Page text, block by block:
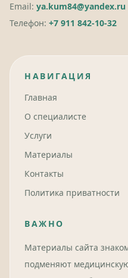
Email: ya.kum84@yandex.ru
Телефон: +7 911 842-10-32
НАВИГАЦИЯ
Главная
О специалисте
Услуги
Материалы
Контакты
Политика приватности
ВАЖНО
Материалы сайта
подменяют